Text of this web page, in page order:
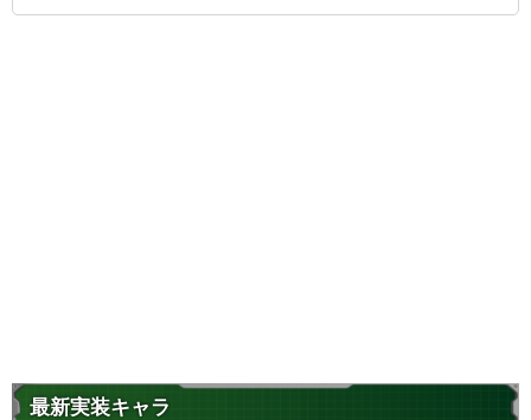
最新実装キャラ